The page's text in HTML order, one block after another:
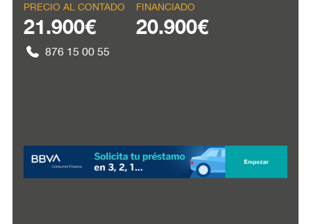
PRECIO AL CONTADO
21.900€
876 15 00 55
FINANCIADO
20.900€